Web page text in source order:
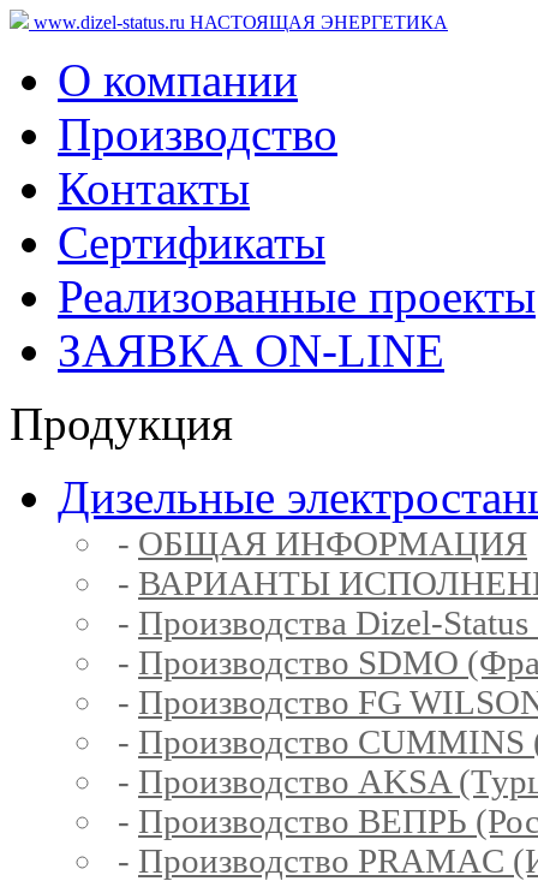
www.dizel-status.ru НАСТОЯЩАЯ ЭНЕРГЕТИКА
О компании
Производство
Контакты
Сертификаты
Реализованные проекты
ЗАЯВКА ON-LINE
Продукция
Дизельные
- ОБЩАЯ ИНФОРМАЦИЯ
- ВАРИАНТЫ
- Производства Dizel-
- Производство SDMO
- Производство FG
- Производство CUMMINS
- Производство AKSA
- Производство ВЕПРЬ
- Производство PRAMAC